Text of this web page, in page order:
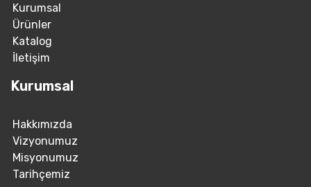
Kurumsal
Ürünler
Katalog
İletişim
Kurumsal
Hakkımızda
Vizyonumuz
Misyonumuz
Tarihçemiz